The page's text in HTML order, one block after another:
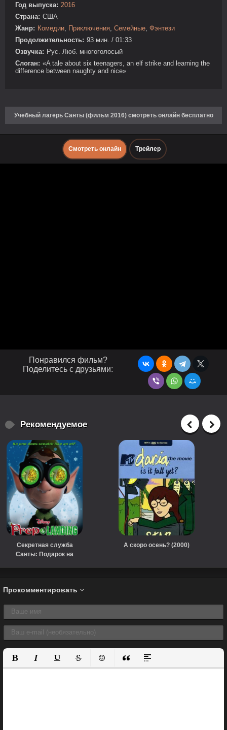
Год выпуска: 2016
Страна: США
Жанр: Комедии Приключения Семейные Фэнтези
Продолжительность: 93 мин. / 01:33
Озвучка: Рус. Люб. многоголосый
Слоган: «A tale about six teenagers, an elf strike and learning the
difference between naughty and nice»
Учебный лагерь Санты (фильм 2016) смотреть онлайн бесплатно
Смотреть онлайн Трейлер
Понравился фильм?
Поделитесь с друзьями:
Рекомендуемое
Секретная служба
Санты: Подарок на
А скоро осень? (2000)
Прокомментировать
Полужирный
КурсивПодчеркнутый
ЗачеркнутыйВставить смайлик
Вставка цитаты
Вставка спойлера